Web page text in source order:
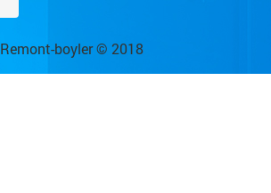
Remont-boyler © 2018